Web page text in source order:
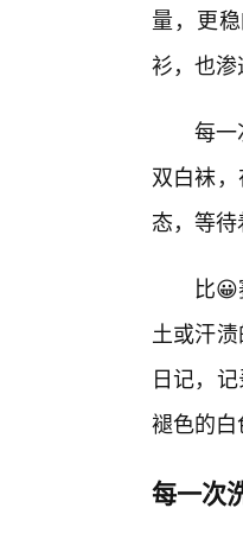
量，更
衫，也渗
每
双白袜
态，等待
比
土或汗
日记，
褪色的白
每一次